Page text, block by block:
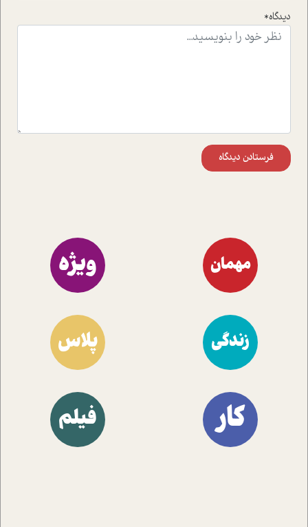
موثرترین راهکارهای استفاده از هوش مصنوعی در حوزه های
دیدگاه*
فرستادن دیدگاه
مهمان ویژه
زندگی پلاس
کار فیلم